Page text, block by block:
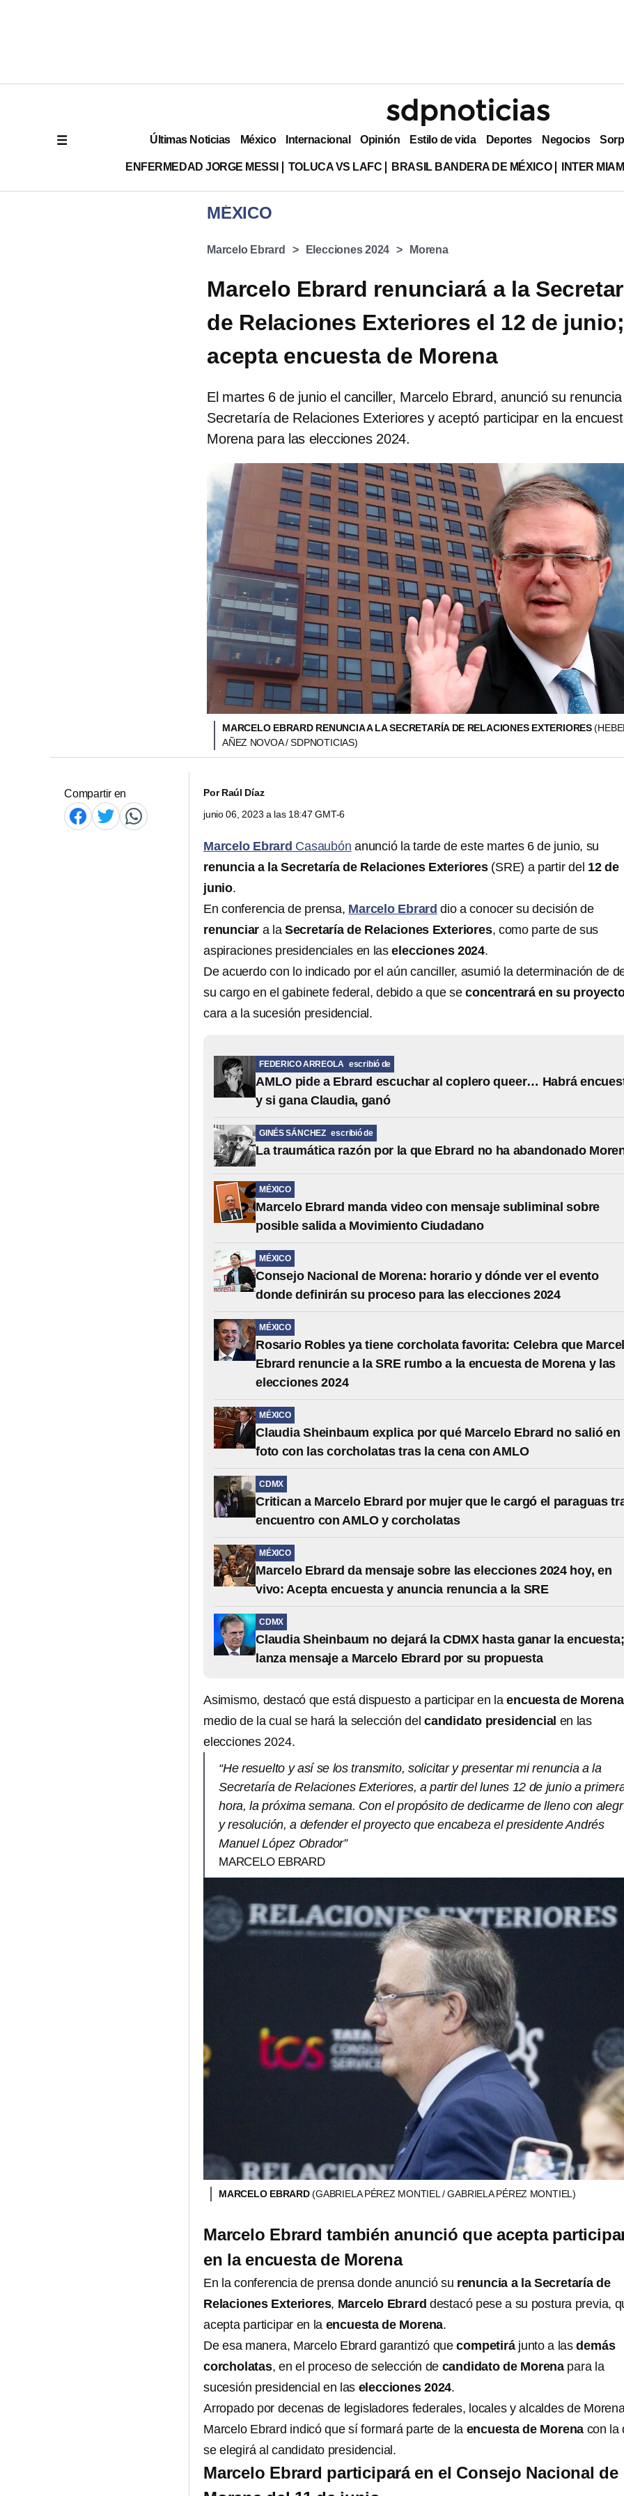
Últimas Noticias México Internacional Opinión Estilo de vida Deportes Negocios
ENFERMEDAD JORGE MESSI TOLUCA VS LAFC BRASIL BANDERA DE MÉXICO INTER
MÉXICO
Marcelo Ebrard Elecciones 2024 Morena
Marcelo Ebrard renunciará a la
de Relaciones Exteriores el 12 de junio;
acepta encuesta de Morena
El martes 6 de junio el canciller, Marcelo Ebrard, anunció su
Secretaría de Relaciones Exteriores y aceptó participar en la
Morena para las elecciones 2024.
MARCELO EBRARD RENUNCIA A LA SECRETARÍA DE RELACIONES EXTERIORES
AÑEZ NOVOA / SDPNOTICIAS)
Compartir en PorRaúl Díaz
junio 06, 2023 a las 18:47 GMT-6
Marcelo Ebrard Casaubón anunció la tarde de este martes 6 de junio, su
renuncia a la Secretaría de Relaciones Exteriores(SRE) a partir del 12 de
junio.
En conferencia de prensa, Marcelo Ebrard dio a conocer su decisión de
renunciar a la Secretaría de Relaciones Exteriores, como parte de sus
aspiraciones presidenciales en laselecciones 2024.
De acuerdo con lo indicado por el aún canciller, asumió la determinación de
su cargo en el gabinete federal, debido a que seconcentrará en su
cara a la sucesión presidencial.
FEDERICO ARREOLA escribió de
AMLO pide a Ebrard escuchar al coplero queer… Habrá
y si gana Claudia, ganó
GINÉS SÁNCHEZ escribió de
La traumática razón por la que Ebrard no ha abandonado
MÉXICO
Marcelo Ebrard manda video con mensaje subliminal sobre
posible salida a Movimiento Ciudadano
MÉXICO
Consejo Nacional de Morena: horario y dónde ver el evento
donde definirán su proceso para las elecciones 2024
MÉXICO
Rosario Robles ya tiene corcholata favorita: Celebra que
Ebrard renuncie a la SRE rumbo a la encuesta de Morena y las
elecciones 2024
MÉXICO
Claudia Sheinbaum explica por qué Marcelo Ebrard no salió en
foto con las corcholatas tras la cena con AMLO
CDMX
Critican a Marcelo Ebrard por mujer que le cargó el paraguas
encuentro con AMLO y corcholatas
MÉXICO
Marcelo Ebrard da mensaje sobre las elecciones 2024 hoy, en
vivo: Acepta encuesta y anuncia renuncia a la SRE
CDMX
Claudia Sheinbaum no dejará la CDMX hasta ganar la
lanza mensaje a Marcelo Ebrard por su propuesta
Asimismo, destacó que está dispuesto a participar en laencuesta de Morena
medio de la cual se hará la selección del candidato presidencial en las
elecciones 2024.
“He resuelto y así se los transmito, solicitar y presentar mi renuncia a la
Secretaría de Relaciones Exteriores, a partir del lunes 12 de junio a
hora, la próxima semana. Con el propósito de dedicarme de lleno con
y resolución, a defender el proyecto que encabeza el presidente Andrés
Manuel López Obrador”
MARCELO EBRARD
MARCELO EBRARD(GABRIELA PÉREZ MONTIEL / GABRIELA PÉREZ MONTIEL)
Marcelo Ebrard también anunció que acepta
en la encuesta de Morena
En la conferencia de prensa donde anunció su renuncia a la Secretaría de
Relaciones Exteriores, Marcelo Ebrard destacó pese a su postura previa,
acepta participar en la encuesta de Morena.
De esa manera, Marcelo Ebrard garantizó quecompetirájunto a lasdemás
corcholatas, en el proceso de selección de candidato de Morena para la
sucesión presidencial en las elecciones 2024.
Arropado por decenas de legisladores federales, locales y alcaldes de
Marcelo Ebrard indicó que sí formará parte de la encuesta de Morena con la
se elegirá al candidato presidencial.
Marcelo Ebrard participará en el Consejo Nacional de